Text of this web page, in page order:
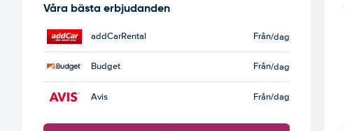
Våra bästa erbjudanden
addCarRental Från/dag
Budget Från/dag
Avis Från/dag